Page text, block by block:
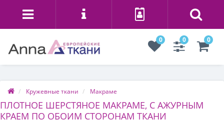
0 0 0
Кружевные ткани Макраме
ПЛОТНОЕ ШЕРСТЯНОЕ МАКРАМЕ, С АЖУРНЫМ
КРАЕМ ПО ОБОИМ СТОРОНАМ ТКАНИ